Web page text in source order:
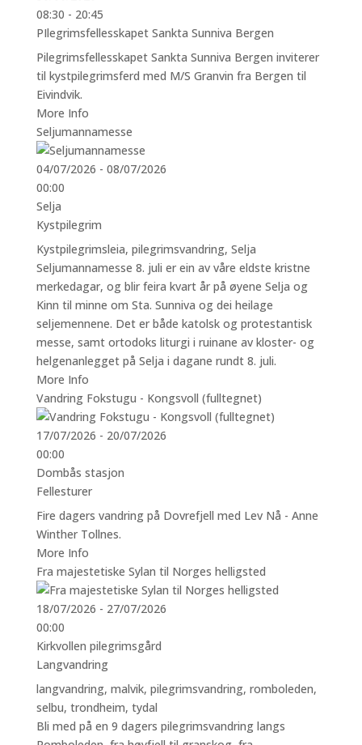
08:30 - 20:45
PIlegrimsfellesskapet Sankta Sunniva Bergen
Pilegrimsfellesskapet Sankta Sunniva Bergen inviterer
til kystpilegrimsferd med M/S Granvin fra Bergen til
Eivindvik.
More Info
Seljumannamesse
04/07/2026 - 08/07/2026
00:00
Selja
Kystpilegrim
Kystpilegrimsleia, pilegrimsvandring, Selja
Seljumannamesse 8. juli er ein av våre eldste kristne
merkedagar, og blir feira kvart år på øyene Selja og
Kinn til minne om Sta. Sunniva og dei heilage
seljemennene. Det er både katolsk og protestantisk
messe, samt ortodoks liturgi i ruinane av kloster- og
helgenanlegget på Selja i dagane rundt 8. juli.
More Info
Vandring Fokstugu - Kongsvoll (fulltegnet)
17/07/2026 - 20/07/2026
00:00
Dombås stasjon
Fellesturer
Fire dagers vandring på Dovrefjell med Lev Nå - Anne
Winther Tollnes.
More Info
Fra majestetiske Sylan til Norges helligsted
18/07/2026 - 27/07/2026
00:00
Kirkvollen pilegrimsgård
Langvandring
langvandring, malvik, pilegrimsvandring, romboleden,
selbu, trondheim, tydal
Bli med på en 9 dagers pilegrimsvandring langs